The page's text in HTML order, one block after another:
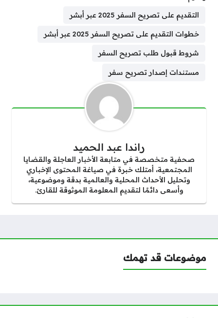
التقديم على تصريح السفر 2025 عبر أبشر
خطوات التقديم على تصريح السفر 2025 عبر أبشر
شروط قبول طلب تصريح السفر
مستندات إصدار تصريح سفر
راندا عبد الحميد
صحفية متخصصة في متابعة الأخبار العاجلة والقضايا
المجتمعية، أمتلك خبرة في صياغة المحتوى الإخباري
وتحليل الأحداث المحلية والعالمية بدقة وموضوعية،
وأسعى دائمًا لتقديم المعلومة الموثوقة للقارئ.
موضوعات قد تهمك